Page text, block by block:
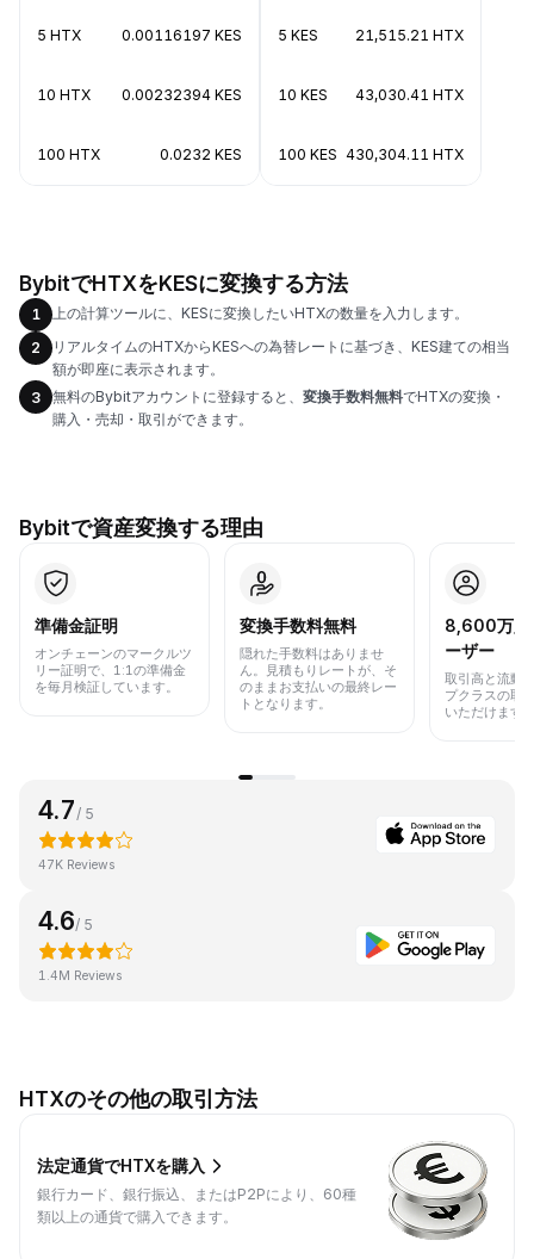
5 HTX 0.00116197 KES
10 HTX 0.00232394 KES
100 HTX 0.0232 KES
5 KES 21,515.21 HTX
10 KES 43,030.41 HTX
100 KES 430,304.11 HTX
BybitでHTXをKESに変換する方法
1
上の計算ツールに、KESに変換したいHTXの数量を入力します。
2
リアルタイムのHTXからKESへの為替レートに基づき、KES建ての相当
額が即座に表示されます。
3
無料のBybitアカウントに登録すると、 変換手数料無料でHTXの変換・
購入・売却・取引ができます。
Bybitで資産変換する理由
準備金証明
オンチェーンのマークルツ
リー証明で、1:1の準備金
を毎月検証しています。
変換手数料無料
隠れた手数料はありませ
ん。見積もりレートが、そ
のままお支払いの最終レー
トとなります。
8,600万人
ーザー
取引高と流動
プクラスの取
いただけます
4.7 / 5
47K Reviews
4.6/ 5
1.4M Reviews
HTXのその他の取引方法
法定通貨でHTXを購入
銀行カード、銀行振込、またはP2Pにより、60種
類以上の通貨で購入できます。